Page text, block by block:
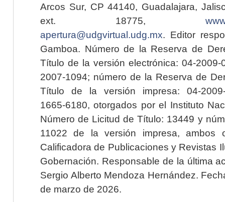
Arcos Sur, CP 44140, Guadalajara,
ext. 18775,
apertura@udgvirtual.udg.mx. Editor
Gamboa. Número de la Reserva de
Título de la versión electrónica: 04-2009-
2007-1094; número de la Reserva de
Título de la versión impresa: 04-2009-
1665-6180, otorgados por el Instituto
Número de Licitud de Título: 13449 y
11022 de la versión impresa, ambos
Calificadora de Publicaciones y Revistas
Gobernación. Responsable de la última
Sergio Alberto Mendoza Hernández.
de marzo de 2026.